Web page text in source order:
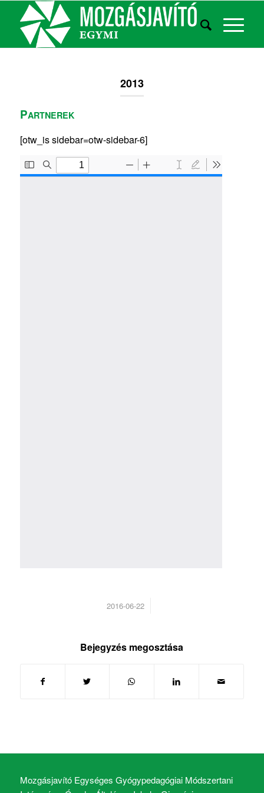
2013
PARTNEREK
[otw_is sidebar=otw-sidebar-6]
2016-06-22
/
Bejegyzés megosztása
Mozgásjavító Egységes Gyógypedagógiai Módszertani